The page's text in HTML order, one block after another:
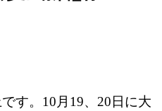
す。10月19、20日に大